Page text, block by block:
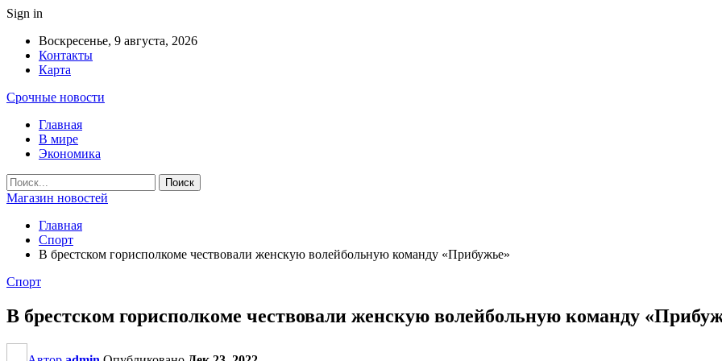
Sign in
Воскресенье, 9 августа, 2026
Контакты
Карта
Срочные новости
Главная
В мире
Экономика
Магазин новостей
Главная
Спорт
В брестском горисполкоме чествовали женскую волейбольную команду «Прибужье»
Спорт
В брестском горисполкоме чествовали женскую волейбольную команду